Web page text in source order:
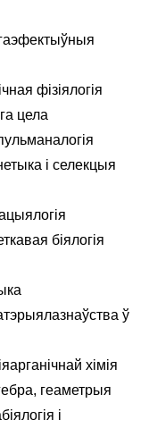
фізіялогія
цела
і селекцыя
біялогія
ў
хімія
геаметрыя
і